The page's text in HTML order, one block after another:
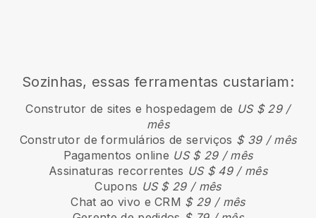
Sozinhas, essas ferramentas custariam:
Construtor de sites e hospedagem de US $ 29 /
mês
Construtor de formulários de serviços $ 39 / mês
Pagamentos online US $ 29 / mês
Assinaturas recorrentes US $ 49 / mês
Cupons US $ 29 / mês
Chat ao vivo e CRM $ 29 / mês